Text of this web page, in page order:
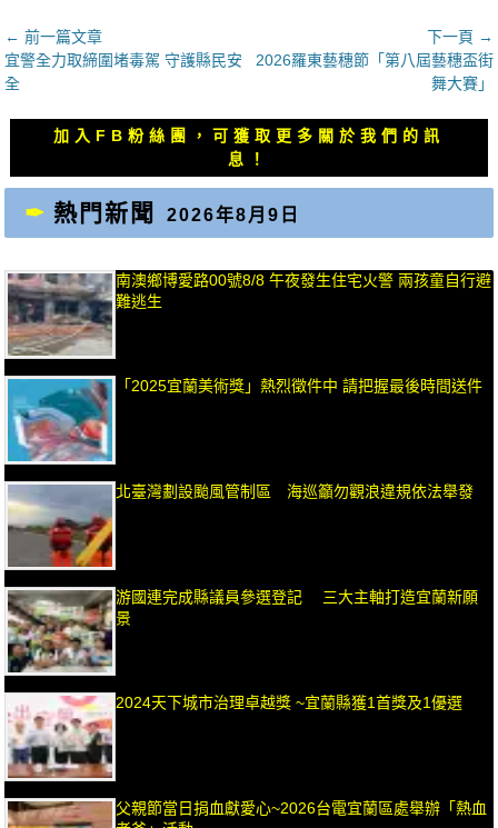
文
章
導
覽
← 前一篇文章
上
一
宜警全力取締圍堵毒駕 守護縣民安
全
下一頁 →
下
文
章：
2026羅東藝穗節「第八屆藝穗盃街
舞大賽」
加入FB粉絲團，可獲取更多關於我們的訊
息！
熱門新聞 2026年8月9日
南澳鄉博愛路00號8/8 午夜發生住宅火警 兩孩童自行避
難逃生
「2025宜蘭美術獎」熱烈徵件中 請把握最後時間送件
北臺灣劃設颱風管制區 海巡籲勿觀浪違規依法舉發
游國連完成縣議員參選登記 三大主軸打造宜蘭新願
景
2024天下城市治理卓越獎 ~宜蘭縣獲1首獎及1優選
父親節當日捐血獻愛心~2026台電宜蘭區處舉辦「熱血